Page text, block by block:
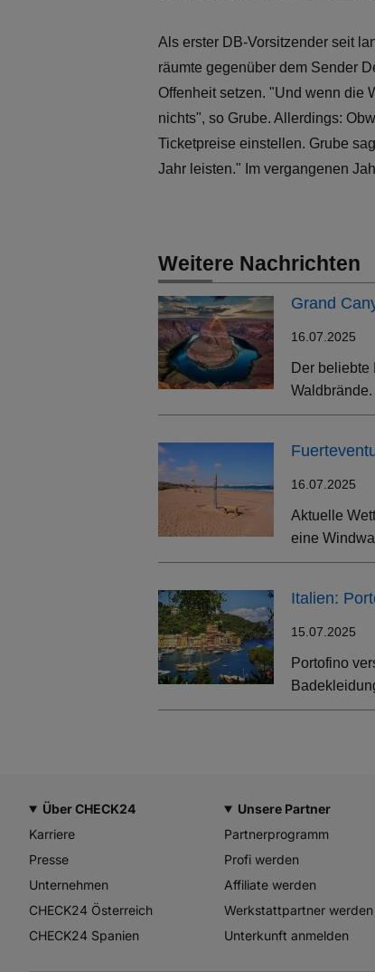
Als erster DB-Vorsitzender seit
räumte gegenüber dem Sender
Offenheit setzen. "Und wenn die
nichts", so Grube. Allerdings:
Ticketpreise einstellen. Grube
Jahr leisten." Im vergangenen
Weitere Nachrichten
Grand
16.07.2025
Der
16.07.2025
Aktuelle
eine
Italien:
15.07.2025
Portofino
Über CHECK24
Karriere
Presse
Unternehmen
CHECK24 Österreich
CHECK24 Spanien
Unsere Partner
Partnerprogramm
Profi werden
Affiliate werden
Werkstattpartner werden
Unterkunft anmelden